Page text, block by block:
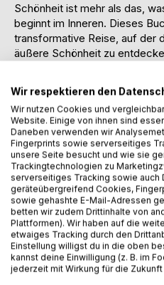
Schönheit ist mehr als das,
beginnt im Inneren. Dieses
transformative Reise, auf der
äußere Schönheit zu
In "Der Wunsch schön zu
Selbstliebe, positive
nur dein Selbstbewusstsein
natürliche Ausstrahlung zum
Entwicklung einer effektiven
Wahl der richtigen Kleidung
emotionaler Wunden durch
wertvolle Tipps und
deiner selbst zu werden.
Mit praktischen Anleitungen,
und einer klaren Struktur hilft
individuellen Schönheitsplan
und äußere Schönheit
Wir respektieren den
Wir nutzen Cookies und
Website. Einige von ihnen sind
Daneben verwenden wir
Fingerprints sowie serverseitiges
unsere Seite besucht und wie sie
Trackingtechnologien zu
serverseitiges Tracking sowie auch
geräteübergreifend Cookies,
sowie gehashte E-Mail-Adressen
betten wir zudem Drittinhalte von
Plattformen). Wir haben auf die
etwaiges Tracking durch den
Einstellung willigst du in die oben
kannst deine Einwilligung (z. B. im
jederzeit mit Wirkung für die